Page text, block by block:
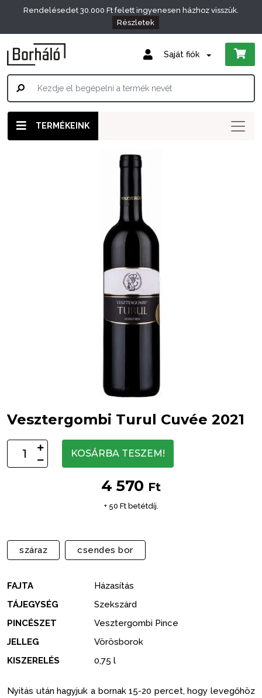
Rendelésedet 30.000 Ft felett ingyenesen házhoz visszük.
Részletek
Saját fiók
TERMÉKEINK
Vesztergombi Turul Cuvée 2021
KOSÁRBA TESZEM!
4 570 Ft
+ 50 Ft betétdíj.
száraz csendes bor
FAJTA
Házasítás
TÁJEGYSÉG
Szekszárd
PINCÉSZET
Vesztergombi Pince
JELLEG
Vörösborok
KISZERELÉS
0,75 l
Nyitás után hagyjuk a bornak 15-20 percet, hogy levegőhöz